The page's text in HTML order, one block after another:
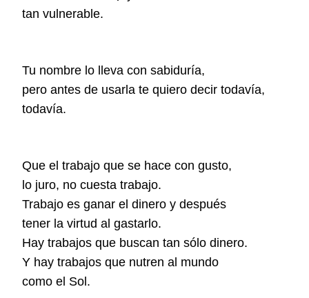
tan vulnerable.
Tu nombre lo lleva con sabiduría,
pero antes de usarla te quiero decir todavía,
todavía.
Que el trabajo que se hace con gusto,
lo juro, no cuesta trabajo.
Trabajo es ganar el dinero y después
tener la virtud al gastarlo.
Hay trabajos que buscan tan sólo dinero.
Y hay trabajos que nutren al mundo
como el Sol.